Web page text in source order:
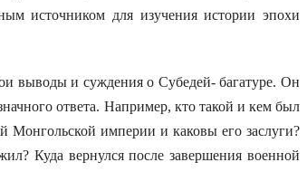
источником для изучения истории эпохи
выводы и суждения о Субедей- багатуре. Он
ответа. Например, кто такой и кем был
Монгольской империи и каковы его заслуги?
Куда вернулся после завершения военной